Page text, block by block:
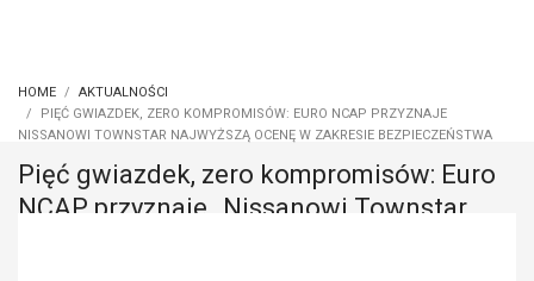
HOME
AKTUALNOŚCI
PIĘĆ GWIAZDEK, ZERO KOMPROMISÓW: EURO NCAP PRZYZNAJE
NISSANOWI TOWNSTAR NAJWYŻSZĄ OCENĘ W ZAKRESIE BEZPIECZEŃSTWA
Pięć gwiazdek, zero kompromisów: Euro
NCAP przyznaje Nissanowi Townstar